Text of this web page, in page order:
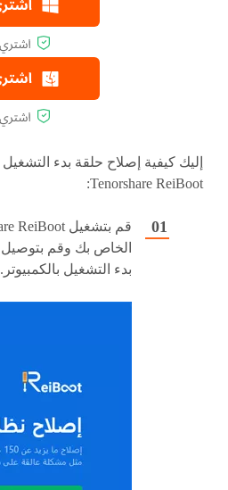
Tenorshare ReiBoot:
بدء التشغيل بالكمبيوتر.